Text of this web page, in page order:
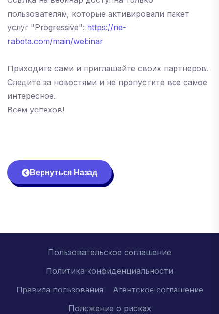
пользователям, которые активировали пакет
услуг "Progressive": https://ne-
rabota.com/main/webinar
Приходите сами и приглашайте своих партнеров.
Следите за новостями и не пропустите все самое
интересное.
Всем успехов!
Вернуться Назад
Пользовательское соглашение
Политика конфиденциальности
Правила пользования
Агентское соглашение
Положение о рисках